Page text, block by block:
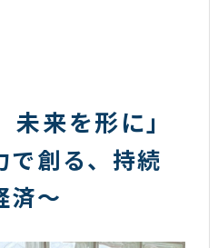
未来を形に」
で創る、持続
済～